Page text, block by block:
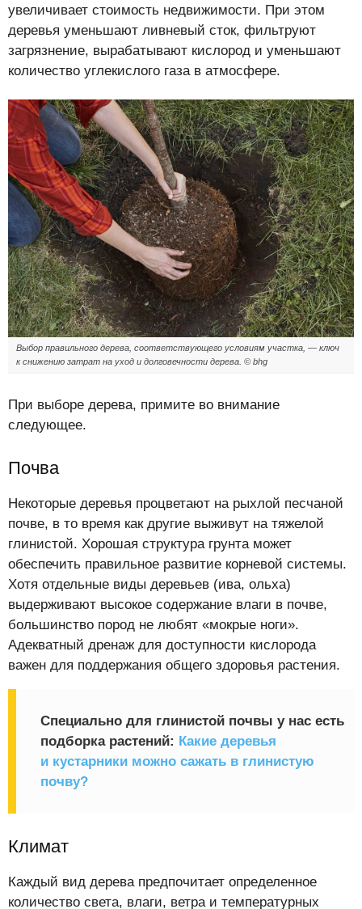
увеличивает стоимость недвижимости. При этом
деревья уменьшают ливневый сток, фильтруют
загрязнение, вырабатывают кислород и уменьшают
количество углекислого газа в атмосфере.
Выбор правильного дерева, соответствующего условиям участка, — ключ
к снижению затрат на уход и долговечности дерева. © bhg
При выборе дерева, примите во внимание
следующее.
Почва
Некоторые деревья процветают на рыхлой песчаной
почве, в то время как другие выживут на тяжелой
глинистой. Хорошая структура грунта может
обеспечить правильное развитие корневой системы.
Хотя отдельные виды деревьев (ива, ольха)
выдерживают высокое содержание влаги в почве,
большинство пород не любят «мокрые ноги».
Адекватный дренаж для доступности кислорода
важен для поддержания общего здоровья растения.
Специально для глинистой почвы у нас есть
подборка растений: Какие деревья
и кустарники можно сажать в глинистую
почву?
Климат
Каждый вид дерева предпочитает определенное
количество света, влаги, ветра и температурных